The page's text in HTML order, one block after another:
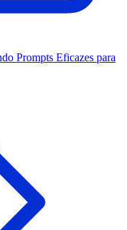
Prompts Eficazes para